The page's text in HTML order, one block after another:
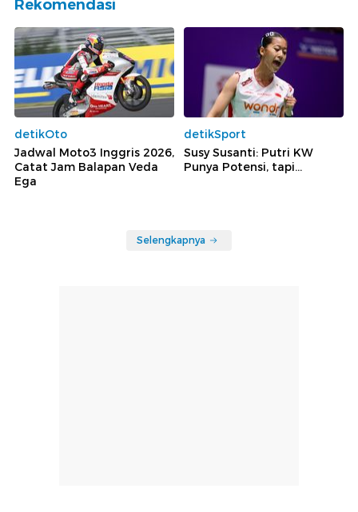
Rekomendasi
detikOto
Jadwal Moto3 Inggris 2026,
Catat Jam Balapan Veda
Ega
detikSport
Susy Susanti: Putri KW
Punya Potensi, tapi...
Selengkapnya